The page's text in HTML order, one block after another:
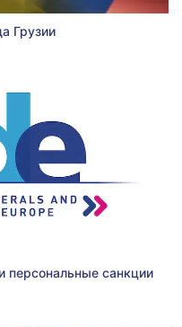
Грузии
персональные санкции